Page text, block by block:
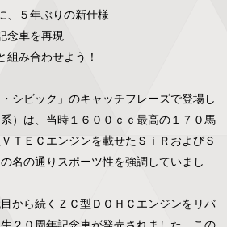
、５年ぶりの新仕様
念車を再現
組み合わせよう！
シビック」のキャッチフレーズで登場し
）は、当時１６００ｃｃ最高の１７０馬
ＴＥＣエンジンを載せたＳｉＲおよびＳ
名の通りスポーツ性を強調していまし
から続くＺＣ型ＤＯＨＣエンジンをリバ